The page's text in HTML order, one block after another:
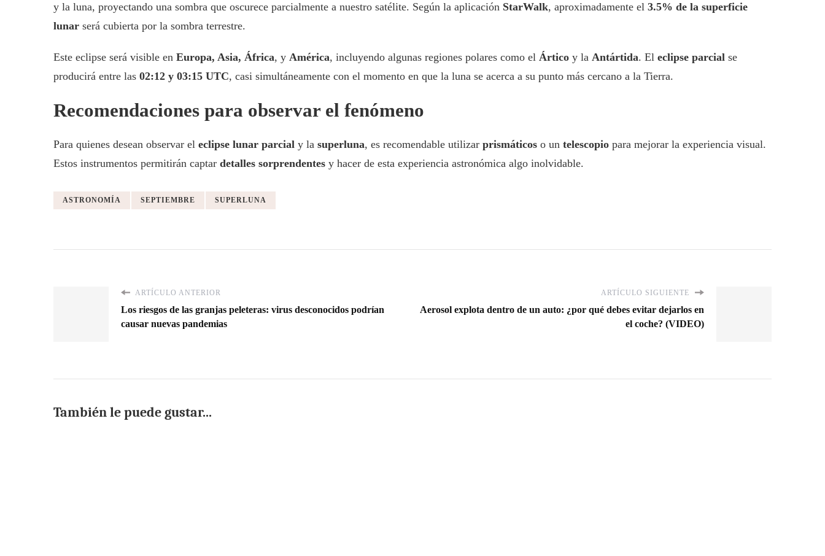
y la luna, proyectando una sombra que oscurece parcialmente a nuestro satélite. Según la aplicación StarWalk, aproximadamente el 3.5% de la superficie
lunar será cubierta por la sombra terrestre.
Este eclipse será visible en Europa, Asia, África, y América, incluyendo algunas regiones polares como el Ártico y la Antártida. El eclipse parcial se
producirá entre las 02:12 y 03:15 UTC, casi simultáneamente con el momento en que la luna se acerca a su punto más cercano a la Tierra.
Recomendaciones para observar el fenómeno
Para quienes desean observar el eclipse lunar parcial y la superluna, es recomendable utilizar prismáticos o un telescopio para mejorar la experiencia visual.
Estos instrumentos permitirán captar detalles sorprendentes y hacer de esta experiencia astronómica algo inolvidable.
ASTRONOMÍA SEPTIEMBRE SUPERLUNA
ARTÍCULO ANTERIOR
Los riesgos de las granjas peleteras: virus desconocidos podrían
causar nuevas pandemias
ARTÍCULO SIGUIENTE
Aerosol explota dentro de un auto: ¿por qué debes evitar dejarlos en
el coche? (VIDEO)
También le puede gustar...